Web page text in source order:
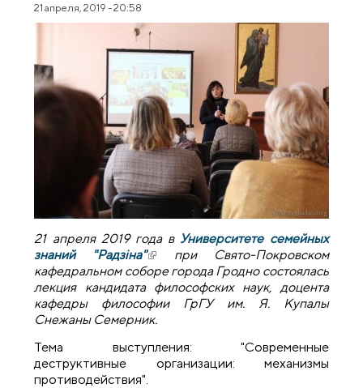
21 апреля, 2019 - 20:58
21 апреля 2019 года в Университете семейных
знаний "Радзiна"(внешняя ссылка)
при Свято-Покровском
кафедральном соборе города Гродно состоялась
лекция кандидата философских наук, доцента
кафедры философии ГрГУ им. Я. Купалы
Снежаны Семерник.
Тема выступления: "Современные
деструктивные организации: механизмы
противодействия".